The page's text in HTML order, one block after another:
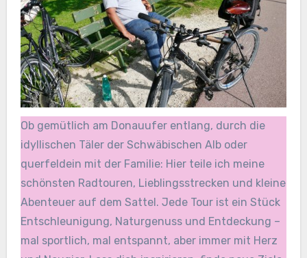
Ob gemütlich am Donauufer entlang, durch die
idyllischen Täler der Schwäbischen Alb oder
querfeldein mit der Familie: Hier teile ich meine
schönsten Radtouren, Lieblingsstrecken und kleine
Abenteuer auf dem Sattel. Jede Tour ist ein Stück
Entschleunigung, Naturgenuss und Entdeckung –
mal sportlich, mal entspannt, aber immer mit Herz